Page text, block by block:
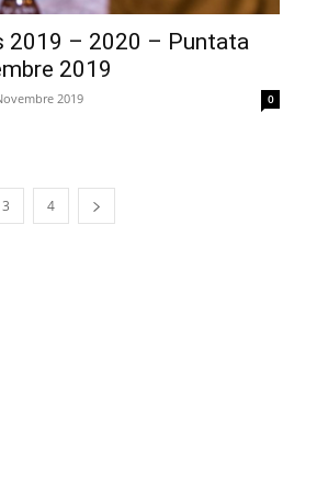
2019 – 2020 – Puntata
2019
2019 0
3 4